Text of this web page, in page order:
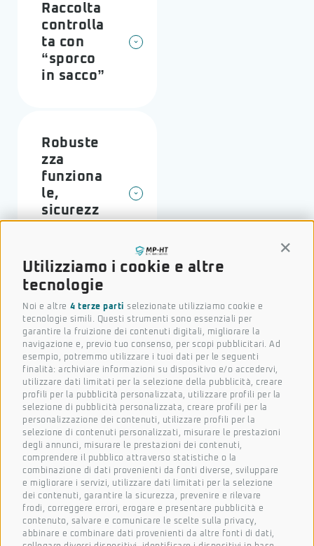
Utilizziamo i cookie e altre
tecnologie
Noi e altre 4 terze parti selezionate utilizziamo cookie e
tecnologie simili. Questi strumenti sono essenziali per
garantire la fruizione dei contenuti digitali, migliorare la
navigazione e, previo tuo consenso, per scopi pubblicitari. Ad
esempio, potremmo utilizzare i tuoi dati per le seguenti
finalità: archiviare informazioni su dispositivo e/o accedervi,
utilizzare dati limitati per la selezione della pubblicità, creare
profili per la pubblicità personalizzata, utilizzare profili per la
selezione di pubblicità personalizzata, creare profili per la
personalizzazione dei contenuti, utilizzare profili per la
selezione di contenuti personalizzati, misurare le prestazioni
degli annunci, misurare le prestazioni dei contenuti,
comprendere il pubblico attraverso statistiche o la
combinazione di dati provenienti da fonti diverse, sviluppare
e migliorare i servizi, utilizzare dati limitati per la selezione
dei contenuti, garantire la sicurezza, prevenire e rilevare
frodi, correggere errori, erogare e presentare pubblicità e
contenuto, salvare e comunicare le scelte sulla privacy,
abbinare e combinare dati provenienti da altre fonti di dati,
Raccolta
controlla
ta con
“sporco
in sacco”
Robuste
zza
funziona
le,
sicurezz
Metodo
di pulizia
che
riduce i
costi
comples
sivi
Settori d’impiego
Ogni contesto ha le sue